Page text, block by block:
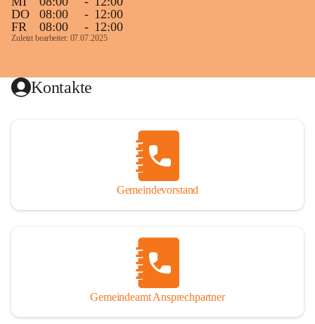
DO
08:00 - 12:00
FR
08:00 - 12:00
Zuletzt bearbeitet: 07.07.2025
Kontakte
Gemeindevorstand
Gemeindeamt Ansprechpartner